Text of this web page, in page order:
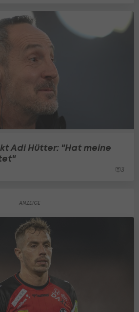
Adi Hütter: "Hat meine
3